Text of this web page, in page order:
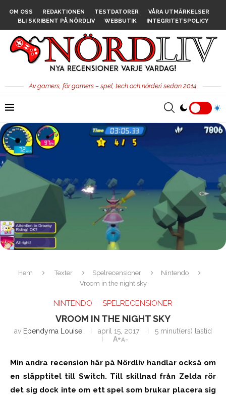
OM OSS REDAKTIONEN TESTDATORER
VÅRA UTMÄRKELSER
BLI SKRIBENT PÅ NÖRDLIV
WEBBUTIK INTEGRITETSPOLICY
Av gamers, för gamers – spel, tech och nörderi sedan 2014.
Hem Texter Spelrecensioner
Nintendo
Vroom in the night sky
NINTENDO SPELRECENSIONER
VROOM IN THE NIGHT SKY
av Ependyma Louise april 15, 2017
5 minut(ers) lästid
A+A-
Min andra recension här på Nördliv handlar också om
en släpptitel till Switch. Till skillnad från Zelda rör
det sig dock inte om ett spel som brukar placera sig